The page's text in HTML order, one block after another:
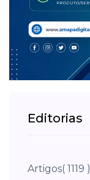
Editorias
Artigos( 1119 )